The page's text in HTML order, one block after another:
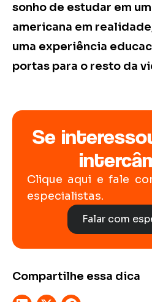
sonho de estudar em
americana em
uma experiência
portas para o resto da
Se
Clique aqui e fale
especialistas.
Falar com
Compartilhe essa dica